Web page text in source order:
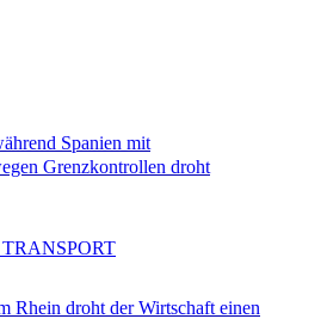
Spanien mit
Grenzkontrollen droht
Rhein droht der Wirtschaft einen